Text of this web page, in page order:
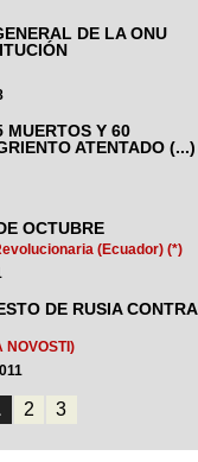
DE LA ONU
MUERTOS Y 60
ATENTADO (...)
OCTUBRE
(Ecuador) (*)
DE RUSIA CONTRA
NOVOSTI)
2 3